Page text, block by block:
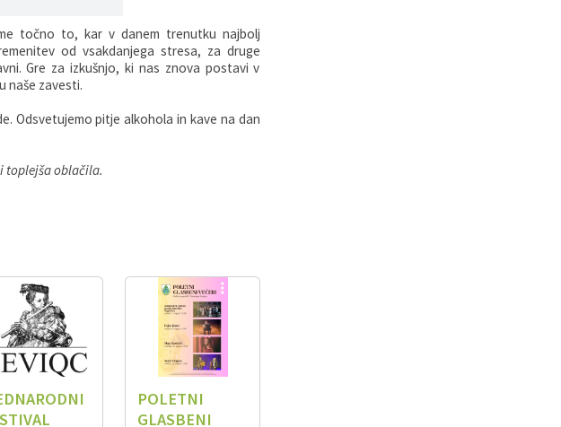
točno to, kar v danem trenutku najbolj
od vsakdanjega stresa, za druge
Gre za izkušnjo, ki nas znova postavi v
naše zavesti.
Odsvetujemo pitje alkohola in kave na dan
toplejša oblačila.
POLETNI
GLASBENI